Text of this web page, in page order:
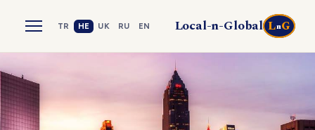
LnG
Local-n-Global
EN
RU
UK
HE
TR